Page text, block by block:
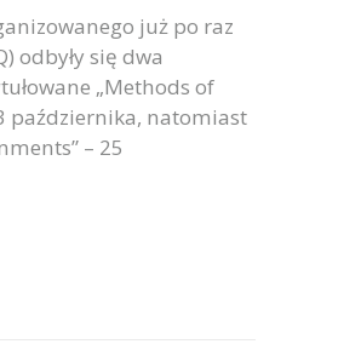
już po raz
odbyły się dwa
„Methods of
października, natomiast
– 25